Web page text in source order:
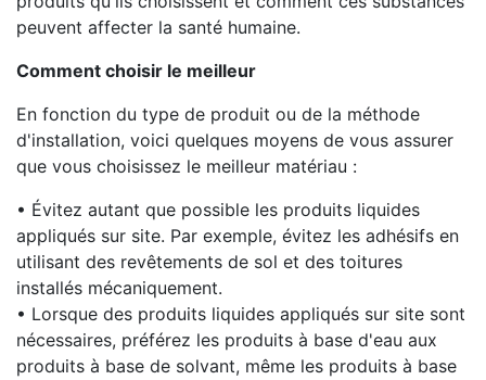
peuvent affecter la santé humaine.
Comment choisir le meilleur
En fonction du type de produit ou de la méthode
d'installation, voici quelques moyens de vous assurer
que vous choisissez le meilleur matériau :
• Évitez autant que possible les produits liquides
appliqués sur site. Par exemple, évitez les adhésifs en
utilisant des revêtements de sol et des toitures
installés mécaniquement.
• Lorsque des produits liquides appliqués sur site sont
nécessaires, préférez les produits à base d'eau aux
produits à base de solvant, même les produits à base